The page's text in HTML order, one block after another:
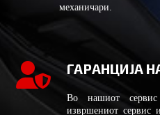
механичари.
ГАРАНЦИЈА
Во нашиот
извршениот сервис